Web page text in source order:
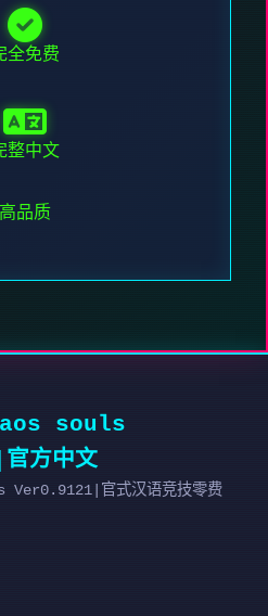
全免费
整中文
高品质
souls
方中文
Ver0.9121|官式汉语竞技零费